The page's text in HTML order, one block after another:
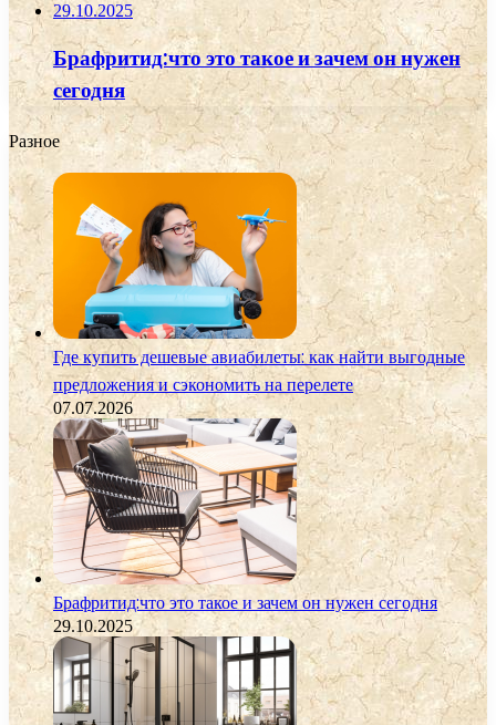
29.10.2025
Брафритид:что это такое и зачем он нужен
сегодня
Разное
Где купить дешевые авиабилеты: как найти выгодные
предложения и сэкономить на перелете
07.07.2026
Брафритид:что это такое и зачем он нужен сегодня
29.10.2025